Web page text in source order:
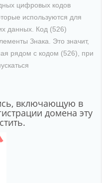
цифровых кодов
используются для
данных. Код (526)
Знака. Это значит,
рядом с кодом (526), при
включающую в
домена эту